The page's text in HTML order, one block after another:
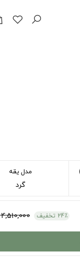
مدل یقه
گرد
24٪ تخفیف 4,510,000 تومان